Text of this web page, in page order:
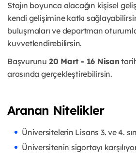
Stajın boyunca alacağın kişisel
kendi gelişimine katkı
buluşmaları ve departman
kuvvetlendirebilirsin.
Başvurunu 20 Mart - 16 Nisan
arasında gerçekleştirebilirsin.
Aranan Nitelikler
Üniversitelerin Lisans 3. ve 4.
Üniversitenin sigortayı